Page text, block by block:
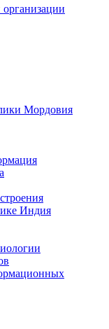
организации
Мордовия
Индия